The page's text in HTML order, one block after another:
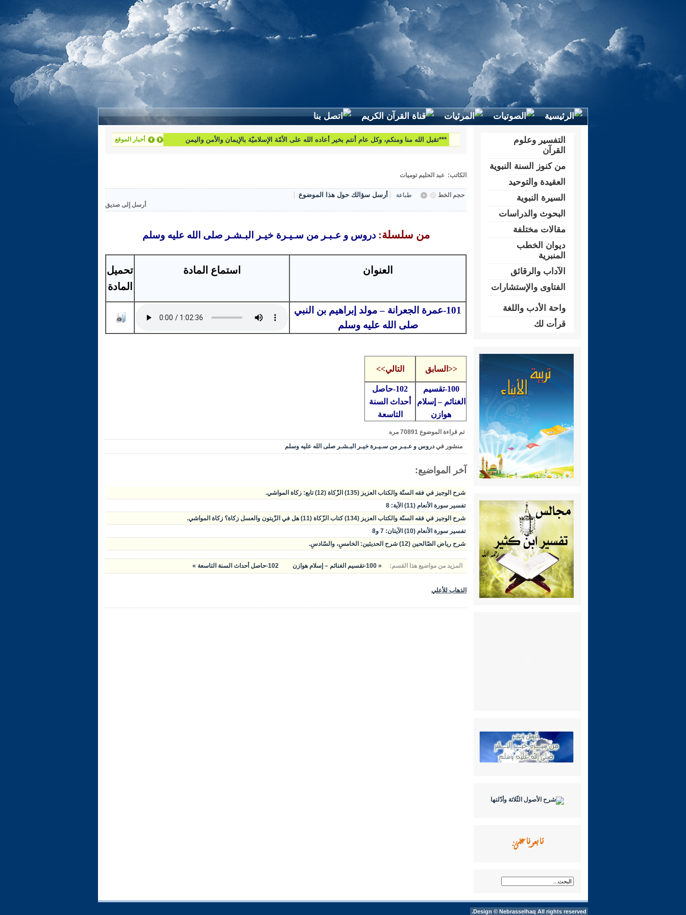
أخبار الموقع
***تقبل الله منا ومنكم، وكل عام أنتم بخير أعاده الله على الأمّة الإسلاميّة بالإيمان والأمن واليمن
الكاتب: عبد الحليم توميات
حجم الخط طباعة أرسل سؤالك حول هذا الموضوع
أرسل إلى صديق
من سلسلة:دروس و عـبـر من سـيـرة خيـر البـشـر صلى الله عليه وسلم
العنوان استماع المادة
تحميل
المادة
101-عمرة الجعرانة – مولد إبراهيم بن النبي
صلى الله عليه وسلم
<<السابق التالي>>
100-تقسيم
الغنائم – إسلام
هوازن
102-حاصل
أحداث السنة
التاسعة
تم قراءة الموضوع 70891 مره
منشور في دروس و عـبـر من سـيـرة خيـر البـشـر صلى الله عليه وسلم
آخر المواضيع:
شرح الوجيز في فقه السنّة والكتاب العزيز (135) الزّكاة (12) تابع: زكاة المواشي.
تفسير سورة الأنعام (11) الآية: 8
شرح الوجيز في فقه السنّة والكتاب العزيز (134) كتاب الزّكاة (11) هل في الزّيتون والعسل زكاة؟ زكاة المواشي.
تفسير سورة الأنعام (10) الآيتان: 7 و8
شرح رياض الصّالحين (12) شرح الحديثين: الخامسِ، والسّادسِ.
المزيد من مواضيع هذا القسم: « 100-تقسيم الغنائم – إسلام هوازن 102-حاصل أحداث السنة التاسعة »
الذهاب للأعلي
التفسير وعلوم
القرآن
من كنوز السنة النبوية
العقيدة والتوحيد
السيرة النبوية
البحوث والدراسات
مقالات مختلفة
ديوان الخطب
المنبرية
الآداب والرقائق
الفتاوى والإستشارات
واحة الأدب واللغة
قرأت لك
تابعونا على:
Design © Nebrasselhaq All rights reserved.